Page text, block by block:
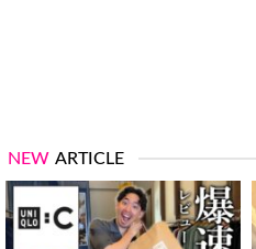
NEW ARTICLE